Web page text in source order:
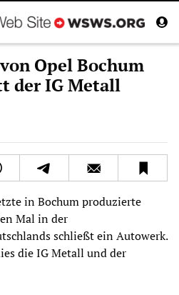
Opel Bochum
der IG Metall
in Bochum produzierte
Mal in der
schließt ein Autowerk.
die IG Metall und der